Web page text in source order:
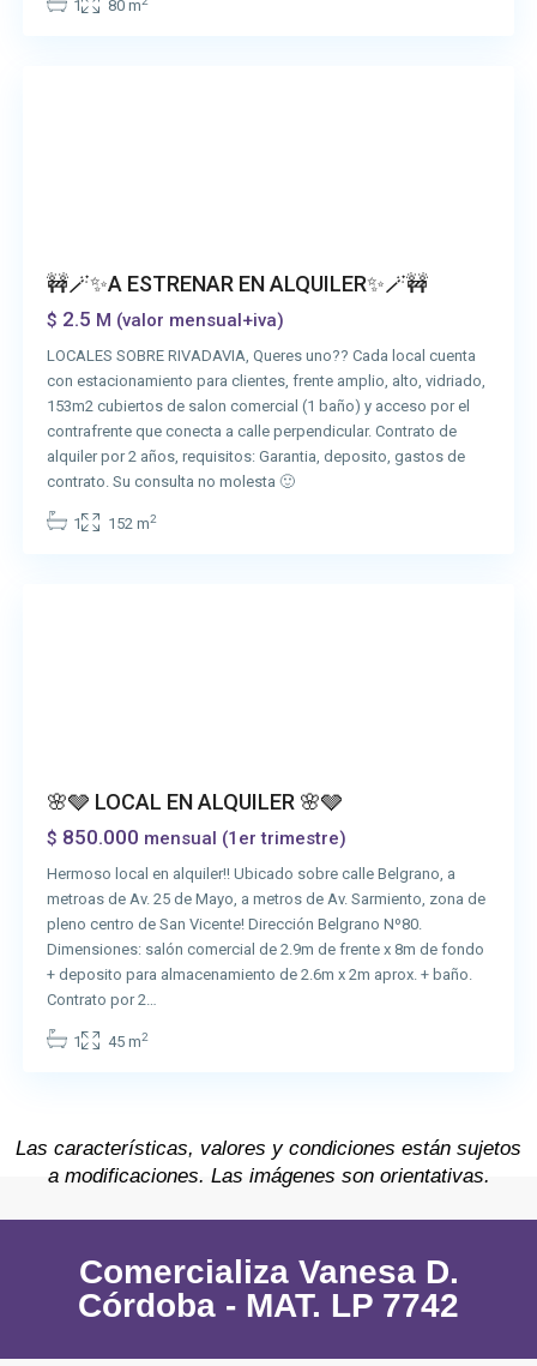
1 80 m
San
🚧🪄✨A ESTRENAR EN ALQUILER✨🪄🚧
$ 2.5 M (valor mensual+iva)
LOCALES SOBRE RIVADAVIA, Queres uno?? Cada local cuenta
con estacionamiento para clientes, frente amplio, alto, vidriado,
153m2 cubiertos de salon comercial (1 baño) y acceso por el
contrafrente que conecta a calle perpendicular. Contrato de
alquiler por 2 años, requisitos: Garantia, deposito, gastos de
contrato. Su consulta no molesta 🙂
1 152 m2
San
🌸🩶 LOCAL EN ALQUILER 🌸🩶
$ 850.000 mensual (1er trimestre)
Hermoso local en alquiler!! Ubicado sobre calle Belgrano, a
metroas de Av. 25 de Mayo, a metros de Av. Sarmiento, zona de
pleno centro de San Vicente! Dirección Belgrano Nº80.
Dimensiones: salón comercial de 2.9m de frente x 8m de fondo
+ deposito para almacenamiento de 2.6m x 2m aprox. + baño.
Contrato por 2…
1 45 m2
Las características, valores y condiciones están sujetos
a modificaciones. Las imágenes son orientativas.
Comercializa Vanesa D.
Córdoba - MAT. LP 7742